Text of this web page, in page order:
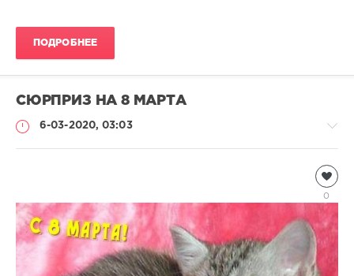
ПОДРОБНЕЕ
СЮРПРИЗ НА 8 МАРТА
6-03-2020, 03:03
1
330
0